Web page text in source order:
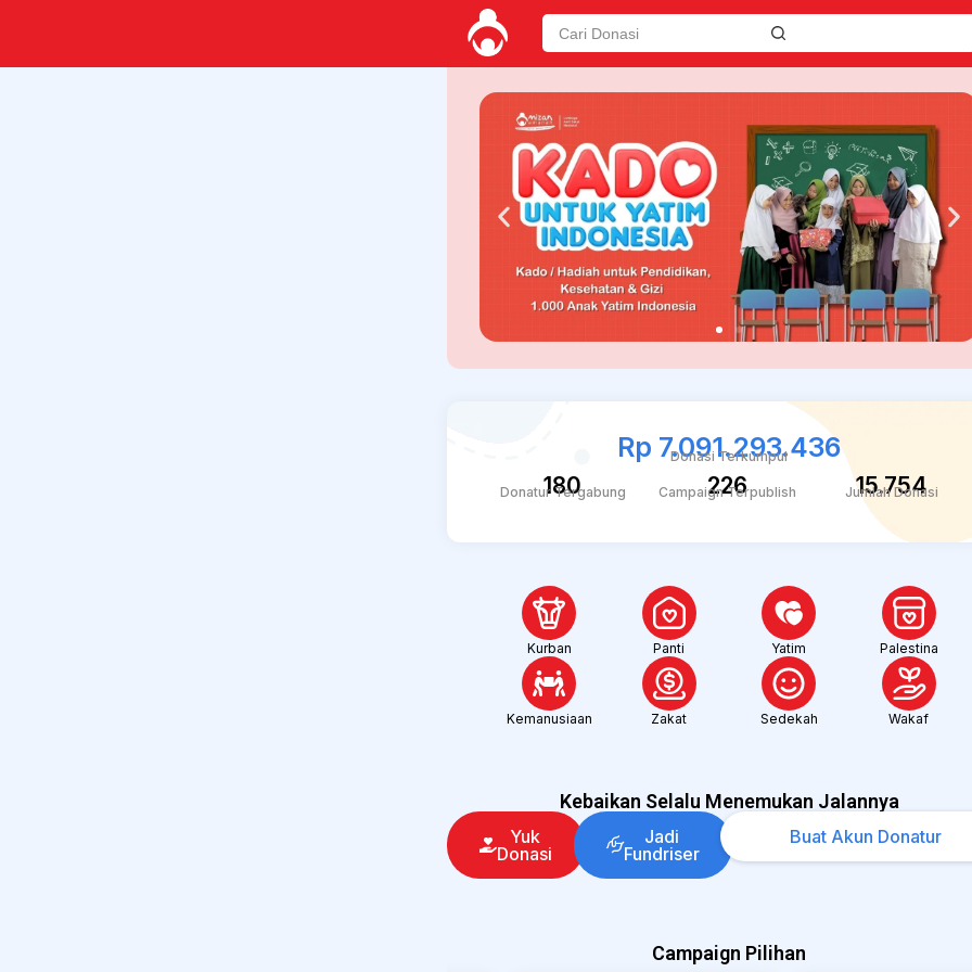
Rp 7.091.293.436
Donasi Terkumpul
180
Donatur Tergabung 226
Campaign Terpublish 15.754
Jumlah Donasi
Kurban Panti Yatim Palestina
Kemanusiaan Zakat Sedekah Wakaf
Kebaikan Selalu Menemukan Jalannya
Yuk
Donasi
Jadi
Fundriser
Buat Akun Donatur
Campaign Pilihan